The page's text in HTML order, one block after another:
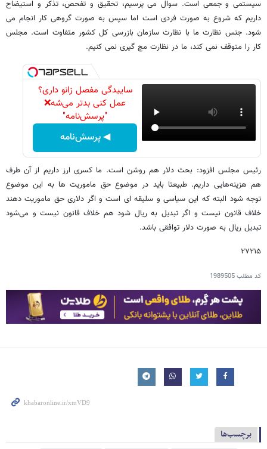
سیستمی و جمعی است. سوال می پرسیم، تحقیق و تفحص، تذکر و استیضاح
داریم که شروع به صورت فردی است اما سپس به صورت گروهی کار انجام می
شود. جنس نظارت ما با نظارت سازمان بازرسی کل کشور متفاوت است. مجلس
کار را متوقف نمی کند، ما در نظارت مچ گیری نمی کنیم.
ساییدگی مفصل زانو داری؟
عمل کنی بدتر می‌شه❌
"پرسش‌نامه"
◀ پرسش‌نامه
رئیس مجلس افزود: بحث دلار هم روشن است. ما کسری ارز داریم از آن طرف
هم هزینه‌هایی داریم. طبیعتا باید در موضوع حق ماموریت ها به این موضوع
توجه شود البته که این سیاسی و سلیقه‌ ای است و اگر دلاری حق ماموریت دهند
خلاف قانون نیست و اگر تبدیل به ریال شود هم خلاف قانون نیست و می‌شود
تبدیل ریال به صورت دلار توافقی باشد.
۲۷۲۱۵
کد مطلب1989505
برچسب‌ها